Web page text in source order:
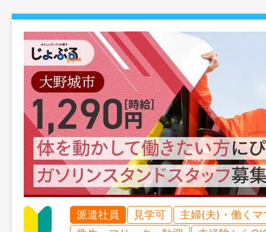
派遣社員 見学可
主婦(夫)・働くマ